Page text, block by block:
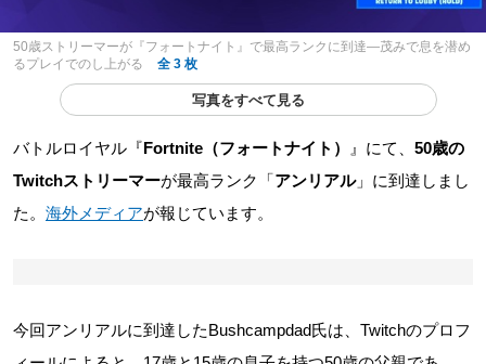
50歳ストリーマーが『フォートナイト』で最高ランクに到達―茂みで息を潜め
るプレイでのし上がる
全 3 枚
写真をすべて見る
バトルロイヤル『Fortnite（フォートナイト） 』にて、 50歳の
Twitchストリーマーが最高ランク「アンリアル」に到達しまし
た。 海外メディアが報じています。
今回アンリアルに到達したBushcampdad氏は、Twitchのプロフ